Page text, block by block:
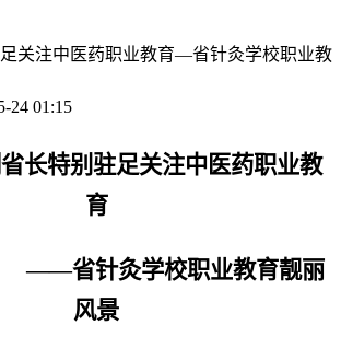
关注中医药职业教育—省针灸学校职业教
24 01:15
长特别驻足关注中医药职业教
育
——省针灸学校职业教育靓丽
风景